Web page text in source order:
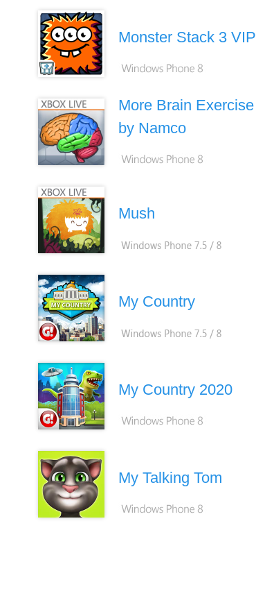
Monster Stack 3 VIP
More Brain Exercise
by Namco
Mush
My Country
My Country 2020
My Talking Tom